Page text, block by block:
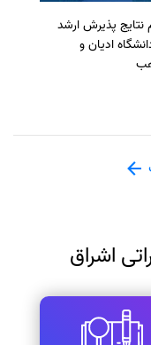
نتایج پذیرش ارشد
دانشگاه ادیان و
اشراق